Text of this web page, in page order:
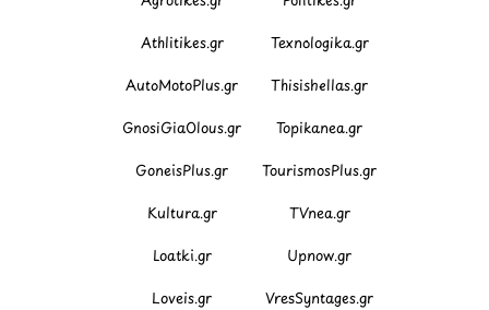
Athlitikes.gr Texnologika.gr
AutoMotoPlus.gr Thisishellas.gr
GnosiGiaOlous.gr Topikanea.gr
GoneisPlus.gr TourismosPlus.gr
Kultura.gr TVnea.gr
Loatki.gr Upnow.gr
Loveis.gr VresSyntages.gr